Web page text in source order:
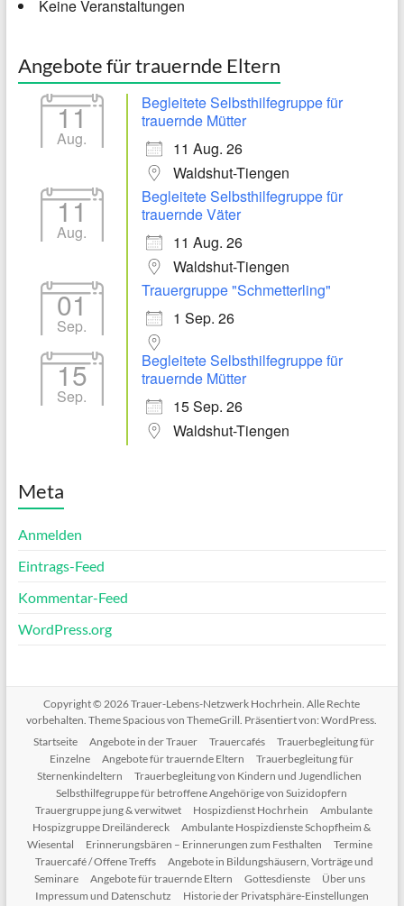
Keine Veranstaltungen
Angebote für trauernde Eltern
11
Aug.
Begleitete Selbsthilfegruppe für
trauernde Mütter
11 Aug. 26
Waldshut-Tiengen
11
Aug.
Begleitete Selbsthilfegruppe für
trauernde Väter
11 Aug. 26
Waldshut-Tiengen
01
Sep.
Trauergruppe "Schmetterling"
1 Sep. 26
15
Sep.
Begleitete Selbsthilfegruppe für
trauernde Mütter
15 Sep. 26
Waldshut-Tiengen
Meta
Anmelden
Eintrags-Feed
Kommentar-Feed
WordPress.org
Copyright © 2026Trauer-Lebens-Netzwerk Hochrhein. Alle Rechte
vorbehalten. ThemeSpaciousvon ThemeGrill. Präsentiert von:WordPress.
Startseite
Angebote in der Trauer Trauercafés
Trauerbegleitung für
Einzelne
Angebote für trauernde Eltern
Trauerbegleitung für
Sternenkindeltern
Trauerbegleitung von Kindern und Jugendlichen
Selbsthilfegruppe für betroffene Angehörige von Suizidopfern
Trauergruppe jung & verwitwet
Hospizdienst Hochrhein
Ambulante
Hospizgruppe Dreiländereck
Ambulante Hospizdienste Schopfheim &
Wiesental
Erinnerungsbären – Erinnerungen zum Festhalten
Termine
Trauercafé / Offene Treffs
Angebote in Bildungshäusern, Vorträge und
Seminare
Angebote für trauernde Eltern Gottesdienste
Über uns
Impressum und Datenschutz
Historie der Privatsphäre-Einstellungen